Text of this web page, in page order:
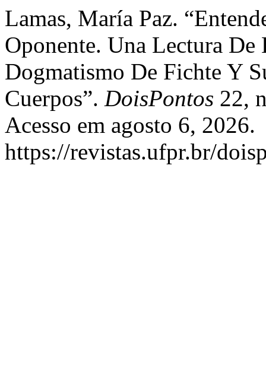
Lamas, María Paz.
Oponente. Una Lectura
Dogmatismo De Fichte Y
Cuerpos”. DoisPontos 22,
Acesso em agosto 6, 2026.
https://revistas.ufpr.br/